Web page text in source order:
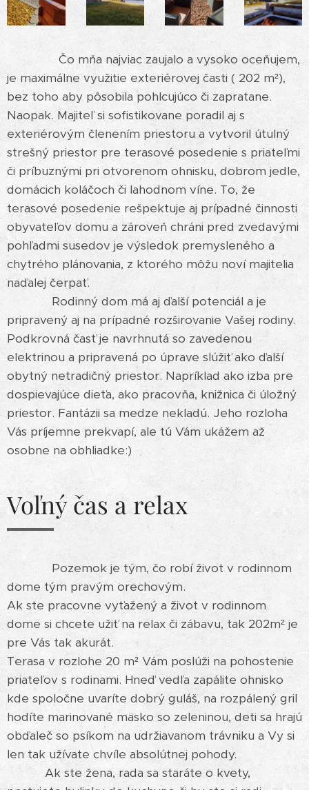
Čo mňa najviac zaujalo a vysoko oceňujem,
je maximálne využitie exteriérovej časti ( 202 m²),
bez toho aby pôsobila pohlcujúco či zapratane.
Naopak. Majiteľ si sofistikovane poradil aj s
exteriérovým členením priestoru a vytvoril útulný
strešný priestor pre terasové posedenie s priateľmi
či príbuznými pri otvorenom ohnisku, dobrom jedle,
domácich koláčoch či lahodnom víne. To, že
terasové posedenie rešpektuje aj prípadné činnosti
obyvateľov domu a zároveň chráni pred zvedavými
pohľadmi susedov je výsledok premysleného a
chytrého plánovania, z ktorého môžu noví majitelia
naďalej čerpať.
Rodinný dom má aj ďalší potenciál a je
pripravený aj na prípadné rozširovanie Vašej rodiny.
Podkrovná časť je navrhnutá so zavedenou
elektrinou a pripravená po úprave slúžiť ako ďalší
obytný netradičný priestor. Napríklad ako izba pre
dospievajúce dieťa, ako pracovňa, knižnica či úložný
priestor. Fantázii sa medze nekladú. Jeho rozloha
Vás príjemne prekvapí, ale tú Vám ukážem až
osobne na obhliadke:)
Voľný čas a relax
Pozemok je tým, čo robí život v rodinnom
dome tým pravým orechovým.
Ak ste pracovne vyťažený a život v rodinnom
dome si chcete užiť na relax či zábavu, tak 202m² je
pre Vás tak akurát.
Terasa v rozlohe 20 m² Vám poslúži na pohostenie
priateľov s rodinami. Hneď vedľa zapálite ohnisko
kde spoločne uvaríte dobrý guláš, na rozpálený gril
hodíte marinované mäsko so zeleninou, deti sa hrajú
obďaleč so psíkom na udržiavanom trávniku a Vy si
len tak užívate chvíle absolútnej pohody.
Ak ste žena, rada sa staráte o kvety,